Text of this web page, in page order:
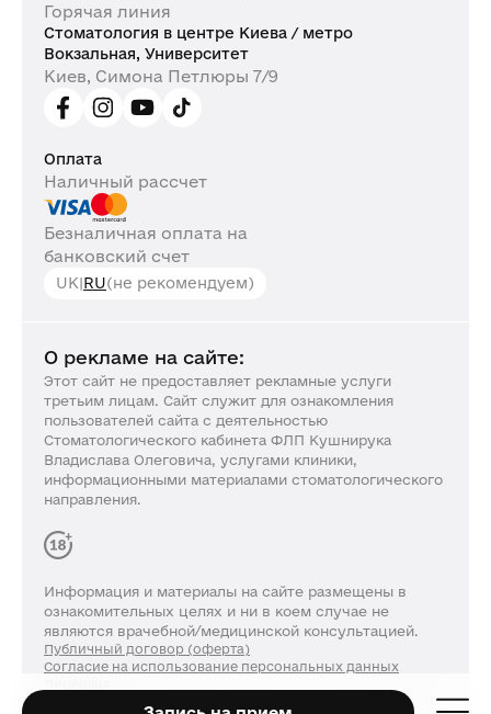
Горячая линия
Стоматология в центре Киева / метро
Вокзальная, Университет
Киев, Симона Петлюры 7/9
Оплата
Наличный рассчет
Безналичная оплата на
банковский счет
UK|RU(не рекомендуем)
О рекламе на сайте:
Этот сайт не предоставляет рекламные услуги
третьим лицам. Сайт служит для ознакомления
пользователей сайта с деятельностью
Стоматологического кабинета ФЛП Кушнирука
Владислава Олеговича, услугами клиники,
информационными материалами стоматологического
направления.
Информация и материалы на сайте размещены в
ознакомительных целях и ни в коем случае не
являются врачебной/медицинской консультацией.
Публичный договор (оферта)
Согласие на использование персональных данных